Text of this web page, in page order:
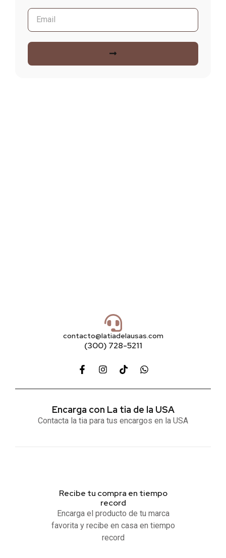
contacto@latiadelausas.com
(300) 728-5211
Encarga con La tia de la USA
Contacta la tia para tus encargos en la USA
Recibe tu compra en tiempo
record
Encarga el producto de tu marca
favorita y recibe en casa en tiempo
record